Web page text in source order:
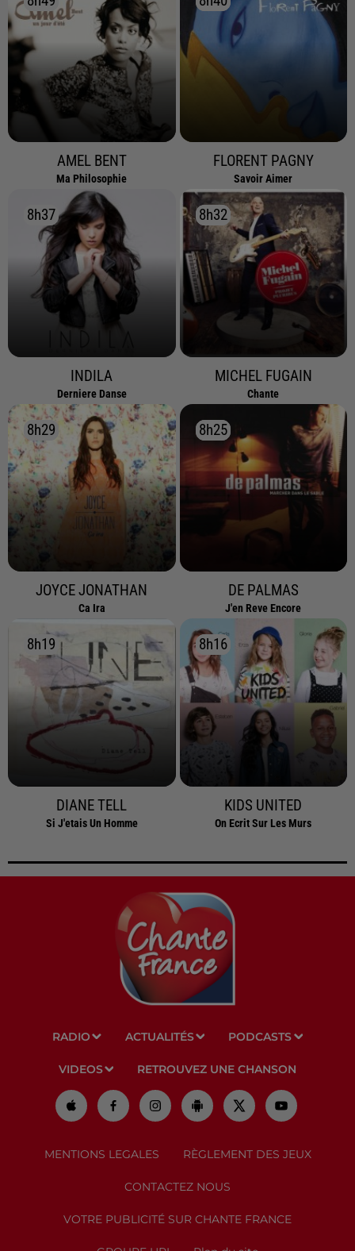
AMEL BENT
Ma Philosophie
FLORENT PAGNY
Savoir Aimer
8h37
8h37
INDILA
Derniere Danse
8h32
8h32
MICHEL FUGAIN
Chante
8h29
8h29
JOYCE JONATHAN
Ca Ira
8h25
8h25
DE PALMAS
J'en Reve Encore
8h19
8h19
DIANE TELL
Si J'etais Un Homme
8h16
8h16
KIDS UNITED
On Ecrit Sur Les Murs
RADIO ACTUALITÉS PODCASTS
VIDEOS RETROUVEZ UNE CHANSON
MENTIONS LEGALES RÈGLEMENT DES JEUX
CONTACTEZ NOUS
VOTRE PUBLICITÉ SUR CHANTE FRANCE